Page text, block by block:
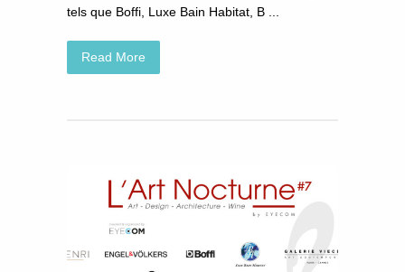
tels que Boffi, Luxe Bain Habitat, B ...
Read More